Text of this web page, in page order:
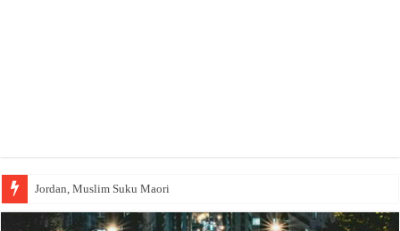
Jordan, Muslim Suku Maori